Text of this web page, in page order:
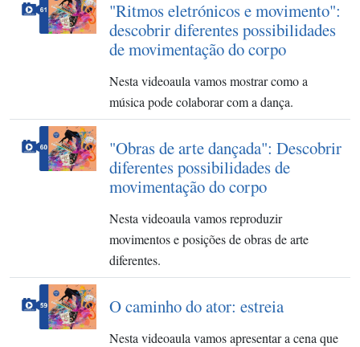
"Ritmos eletrónicos e movimento":
descobrir diferentes possibilidades
de movimentação do corpo
Nesta videoaula vamos mostrar como a
música pode colaborar com a dança.
"Obras de arte dançada": Descobrir
diferentes possibilidades de
movimentação do corpo
Nesta videoaula vamos reproduzir
movimentos e posições de obras de arte
diferentes.
O caminho do ator: estreia
Nesta videoaula vamos apresentar a cena que